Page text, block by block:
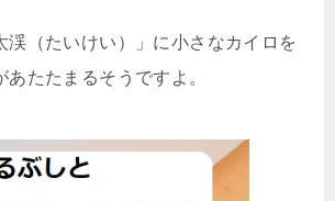
渓（たいけい）」に小さなカイロを
たたまるそうですよ。